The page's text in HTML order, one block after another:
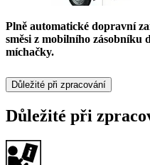
Plně automatické dopravní
směsi z mobilního
míchačky.
Důležité při zpracování
Důležité při